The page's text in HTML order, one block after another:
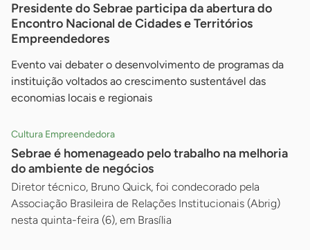
Presidente do Sebrae participa da abertura do
Encontro Nacional de Cidades e Territórios
Empreendedores
Evento vai debater o desenvolvimento de programas da
instituição voltados ao crescimento sustentável das
economias locais e regionais
Cultura Empreendedora
Sebrae é homenageado pelo trabalho na melhoria
do ambiente de negócios
Diretor técnico, Bruno Quick, foi condecorado pela
Associação Brasileira de Relações Institucionais (Abrig)
nesta quinta-feira (6), em Brasília